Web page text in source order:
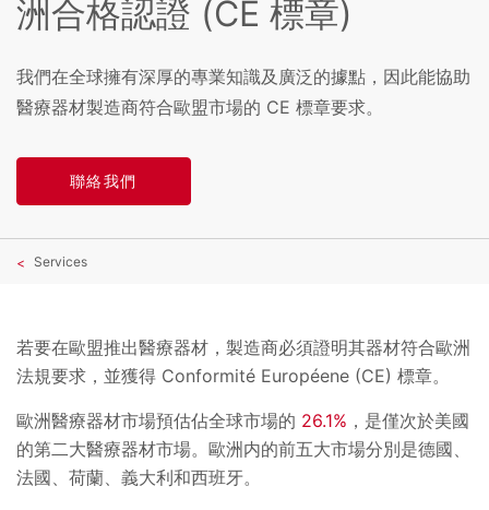
洲合格認證 (CE 標章)
我們在全球擁有深厚的專業知識及廣泛的據點，因此能協助
醫療器材製造商符合歐盟市場的 CE 標章要求。
聯絡我們
Services
若要在歐盟推出醫療器材，製造商必須證明其器材符合歐洲
法規要求，並獲得 Conformité Européene (CE) 標章。
歐洲醫療器材市場預估佔全球市場的 26.1% ，是僅次於美國
的第二大醫療器材市場。歐洲内的前五大市場分別是德國、
法國、荷蘭、義大利和西班牙。